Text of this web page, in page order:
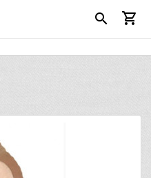
search shopping_cart